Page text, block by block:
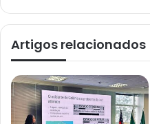
Artigos relacionados